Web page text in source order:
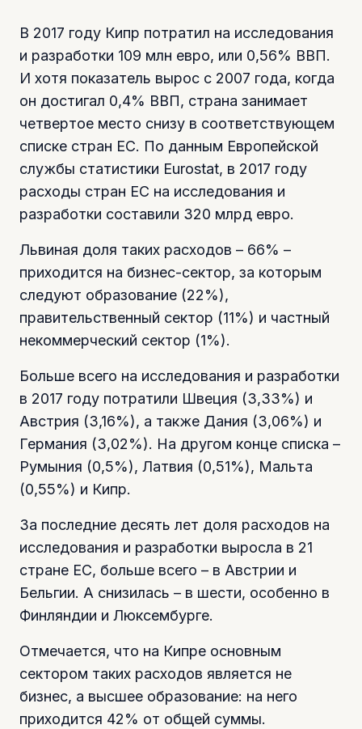
В 2017 году Кипр потратил на исследования
и разработки 109 млн евро, или 0,56% ВВП.
И хотя показатель вырос с 2007 года, когда
он достигал 0,4% ВВП, страна занимает
четвертое место снизу в соответствующем
списке стран ЕС. По данным Европейской
службы статистики Eurostat, в 2017 году
расходы стран ЕС на исследования и
разработки составили 320 млрд евро.
Львиная доля таких расходов – 66% –
приходится на бизнес-сектор, за которым
следуют образование (22%),
правительственный сектор (11%) и частный
некоммерческий сектор (1%).
Больше всего на исследования и разработки
в 2017 году потратили Швеция (3,33%) и
Австрия (3,16%), а также Дания (3,06%) и
Германия (3,02%). На другом конце списка –
Румыния (0,5%), Латвия (0,51%), Мальта
(0,55%) и Кипр.
За последние десять лет доля расходов на
исследования и разработки выросла в 21
стране ЕС, больше всего – в Австрии и
Бельгии. А снизилась – в шести, особенно в
Финляндии и Люксембурге.
Отмечается, что на Кипре основным
сектором таких расходов является не
бизнес, а высшее образование: на него
приходится 42% от общей суммы.